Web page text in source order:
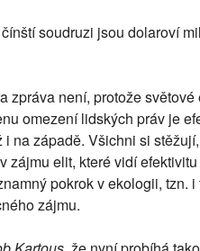
soudruzi jsou dolaroví
zpráva není, protože
omezení lidských práv je
i na západě. Všichni si
zájmu elit, které vidí
pokrok v ekologii, tzn.
zájmu.